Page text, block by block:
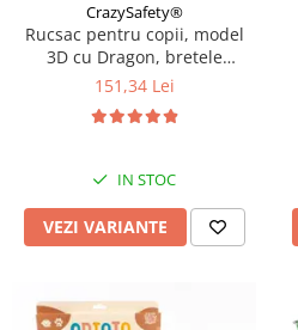
CrazySafety®
Rucsac pentru copii, model
3D cu Dragon, bretele
ajustabile, Diverse culori
151,34 Lei
IN STOC
VEZI VARIANTE